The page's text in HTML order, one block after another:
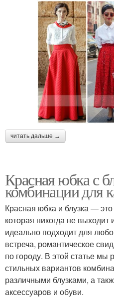
читать дальше →
Красная юбка с
комбинации для
Красная юбка и блузка —
которая никогда не
идеально подходит для
встреча, романтическое
по городу. В этой статье мы
стильных вариантов
различными блузками, а
аксессуаров и обуви.